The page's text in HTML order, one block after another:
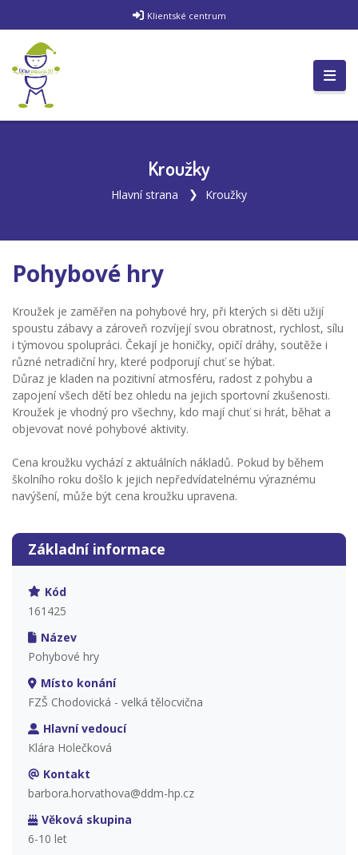
Klientské centrum
Kroužky
Hlavní strana Kroužky
Pohybové hry
Kroužek je zaměřen na pohybové hry, při kterých si děti užijí
spoustu zábavy a zároveň rozvíjejí svou obratnost, rychlost, sílu
i týmovou spolupráci. Čekají je honičky, opičí dráhy, soutěže i
různé netradiční hry, které podporují chuť se hýbat.
Důraz je kladen na pozitivní atmosféru, radost z pohybu a
zapojení všech dětí bez ohledu na jejich sportovní zkušenosti.
Kroužek je vhodný pro všechny, kdo mají chuť si hrát, běhat a
objevovat nové pohybové aktivity.
Cena kroužku vychází z aktuálních nákladů. Pokud by během
školního roku došlo k jejich nepředvídatelnému výraznému
navýšení, může být cena kroužku upravena.
Základní informace
Kód
161425
Název
Pohybové hry
Místo konání
FZŠ Chodovická - velká tělocvična
Hlavní vedoucí
Klára Holečková
Kontakt
barbora.horvathova@ddm-hp.cz
Věková skupina
6-10 let